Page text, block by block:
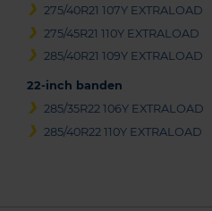
275/40R21 107Y EXTRALOAD
275/45R21 110Y EXTRALOAD
285/40R21 109Y EXTRALOAD
22-inch banden
285/35R22 106Y EXTRALOAD
285/40R22 110Y EXTRALOAD